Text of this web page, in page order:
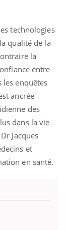
technologies
qualité de la
la
entre
enquêtes
ancrée
des
dans la vie
Jacques
et
en santé.